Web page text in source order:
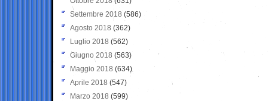
Settembre 2018 (586)
Agosto 2018 (362)
Luglio 2018 (562)
Giugno 2018 (563)
Maggio 2018 (634)
Aprile 2018 (547)
Marzo 2018 (599)